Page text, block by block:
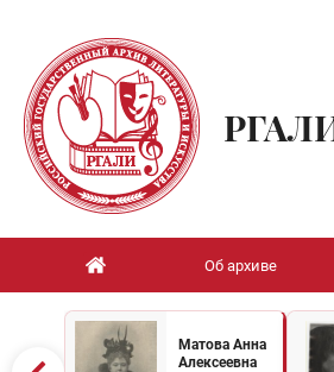
Об архиве
Матова Анна
Алексеевна